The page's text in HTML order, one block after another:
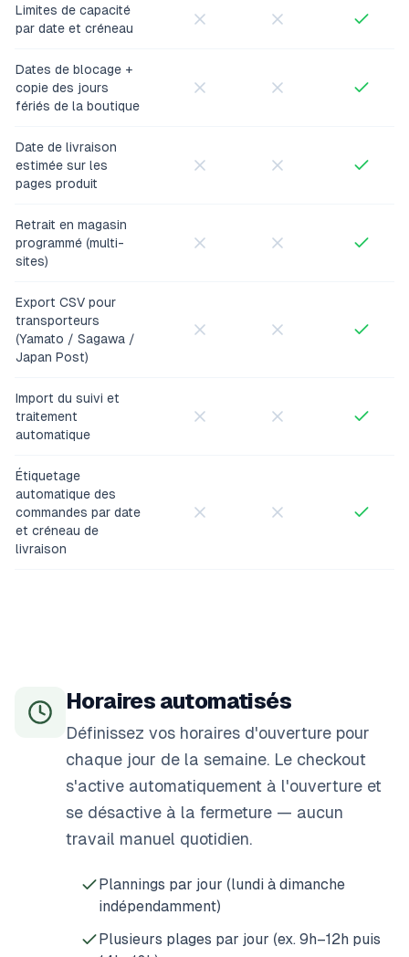
Limites de capacité
par date et créneau
Dates de blocage +
copie des jours
fériés de la boutique
Date de livraison
estimée sur les
pages produit
Retrait en magasin
programmé (multi-
sites)
Export CSV pour
transporteurs
(Yamato / Sagawa /
Japan Post)
Import du suivi et
traitement
automatique
Étiquetage
automatique des
commandes par date
et créneau de
livraison
Horaires automatisés
Définissez vos horaires d'ouverture pour
chaque jour de la semaine. Le checkout
s'active automatiquement à l'ouverture et
se désactive à la fermeture — aucun
travail manuel quotidien.
Plannings par jour (lundi à dimanche
indépendamment)
Plusieurs plages par jour (ex. 9h–12h puis